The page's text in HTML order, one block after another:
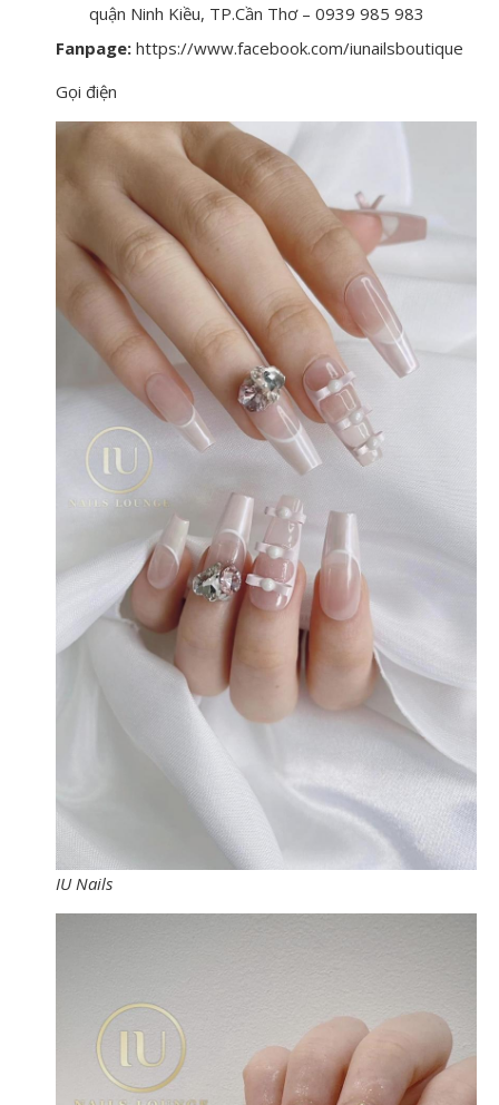
quận Ninh Kiều, TP.Cần Thơ – 0939 985 983
Fanpage: https://www.facebook.com/iunailsboutique
Gọi điện
IU Nails